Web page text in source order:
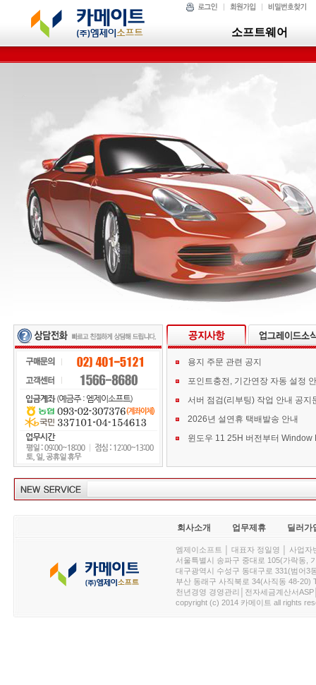
소프트웨어
용지 주문 관련 공지
포인트충전, 기간연장 자동 설정
서버 점검(리부팅) 작업 안내 공지
2026년 설연휴 택배발송 안내
회사소개 업무제휴 딜러가
엠제이소프트 │ 대표자 정일영 │ 사업
서울특별시 송파구 중대로 105(가락동,
대구광역시 수성구 동대구로 331(범어3
부산 동래구 사직북로 34(사직동 48-20)
천년경영 경영관리│전자세금계산서
copyright (c) 2014 카메이트 all rights